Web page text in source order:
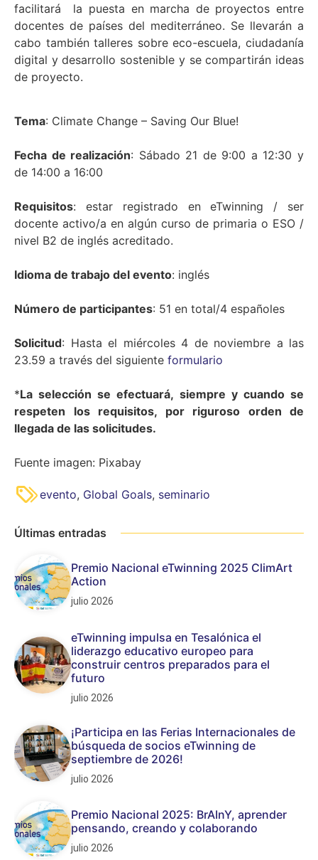
facilitará la puesta en marcha de proyectos entre
docentes de países del mediterráneo. Se llevarán a
cabo también talleres sobre eco-escuela, ciudadanía
digital y desarrollo sostenible y se compartirán ideas
de proyecto.
Tema: Climate Change – Saving Our Blue!
Fecha de realización: Sábado 21 de 9:00 a 12:30 y
de 14:00 a 16:00
Requisitos: estar registrado en eTwinning / ser
docente activo/a en algún curso de primaria o ESO /
nivel B2 de inglés acreditado.
Idioma de trabajo del evento: inglés
Número de participantes: 51 en total/4 españoles
Solicitud: Hasta el miércoles 4 de noviembre a las
23.59 a través del siguiente formulario
*La selección se efectuará, siempre y cuando se
respeten los requisitos, por riguroso orden de
llegada de las solicitudes.
Fuente imagen: Pixabay
evento, Global Goals, seminario
Últimas entradas
Premio Nacional eTwinning 2025 ClimArt
Action
julio 2026
eTwinning impulsa en Tesalónica el
liderazgo educativo europeo para
construir centros preparados para el
futuro
julio 2026
¡Participa en las Ferias Internacionales de
búsqueda de socios eTwinning de
septiembre de 2026!
julio 2026
Premio Nacional 2025: BrAInY, aprender
pensando, creando y colaborando
julio 2026